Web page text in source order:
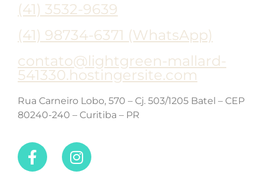
(41) 3532-9639
(41) 98734-6371 (WhatsApp)
contato@lightgreen-mallard-
541330.hostingersite.com
Rua Carneiro Lobo, 570 – Cj. 503/1205 Batel – CEP
80240-240 – Curitiba – PR